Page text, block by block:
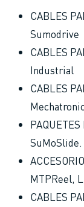
CABLES
Sumodrive
CABLES
Industrial
CABLES
Mechatronic
SuMoSlide.
MTPReel,
CABLES